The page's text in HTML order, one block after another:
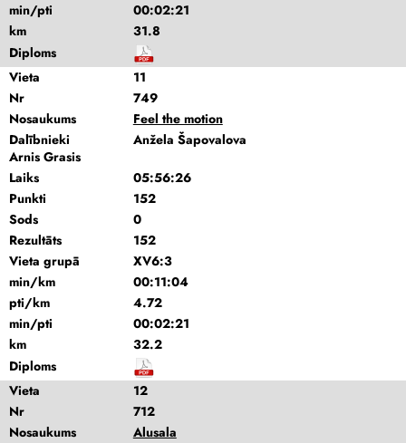
min/pti
00:02:21
km
31.8
Diploms
Vieta
11
Nr
749
Nosaukums
Feel the motion
Dalībnieki
Anžela Šapovalova
Arnis Grasis
Laiks
05:56:26
Punkti
152
Sods
0
Rezultāts
152
Vieta grupā
XV6:3
min/km
00:11:04
pti/km
4.72
min/pti
00:02:21
km
32.2
Diploms
Vieta
12
Nr
712
Nosaukums
Alusala